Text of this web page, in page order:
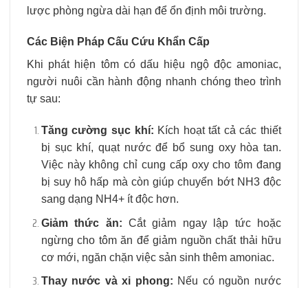
lược phòng ngừa dài hạn để ổn định môi trường.
Các Biện Pháp Cấu Cứu Khẩn Cấp
Khi phát hiện tôm có dấu hiệu ngộ độc amoniac,
người nuôi cần hành động nhanh chóng theo trình
tự sau:
Tăng cường sục khí: Kích hoạt tất cả các thiết
bị sục khí, quạt nước để bổ sung oxy hòa tan.
Việc này không chỉ cung cấp oxy cho tôm đang
bị suy hô hấp mà còn giúp chuyển bớt NH3​ độc
sang dạng NH4+​ ít độc hơn.
Giảm thức ăn: Cắt giảm ngay lập tức hoặc
ngừng cho tôm ăn để giảm nguồn chất thải hữu
cơ mới, ngăn chặn việc sản sinh thêm amoniac.
Thay nước và xi phong: Nếu có nguồn nước